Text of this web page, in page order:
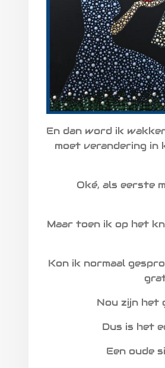
En dan word ik
moet verandering in
Oké, als eerste
Maar toen ik op het
Kon ik normaal
Nou zijn het
Dus is het
Een oude